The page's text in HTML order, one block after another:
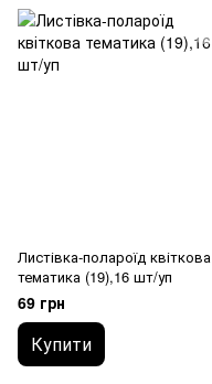
Листівка-полароїд квіткова
тематика (19),16 шт/уп
69 грн
Купити